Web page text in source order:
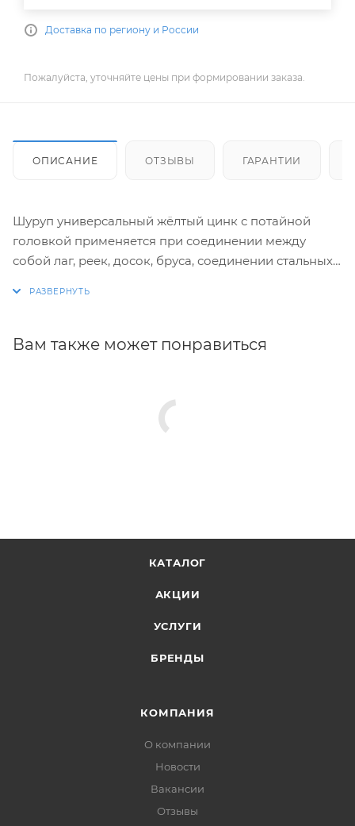
Доставка по региону и России
Пожалуйста, уточняйте цены при формировании заказа.
ОПИСАНИЕ ОТЗЫВЫ ГАРАНТИИ
Шуруп универсальный жёлтый цинк с потайной
головкой применяется при соединении между
собой лаг, реек, досок, бруса, соединении стальных
пустотелые основания.
Вам также может понравиться
КАТАЛОГ
АКЦИИ
УСЛУГИ
БРЕНДЫ
КОМПАНИЯ
О компании
Новости
Вакансии
Отзывы